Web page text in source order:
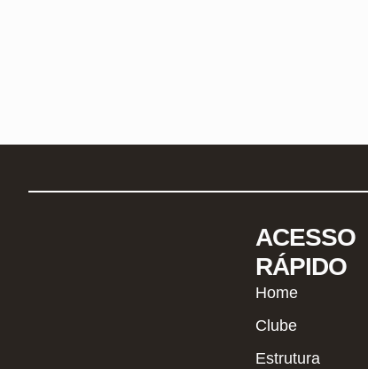
ACESSO
RÁPIDO
Home
Clube
Estrutura